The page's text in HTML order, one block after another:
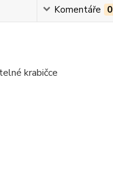
Komentáře 0
krabičce